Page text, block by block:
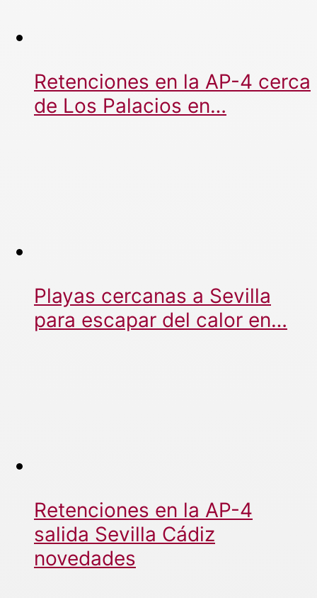
Retenciones en la AP-4 cerca
de Los Palacios en…
Playas cercanas a Sevilla
para escapar del calor en…
Retenciones en la AP-4
salida Sevilla Cádiz
novedades